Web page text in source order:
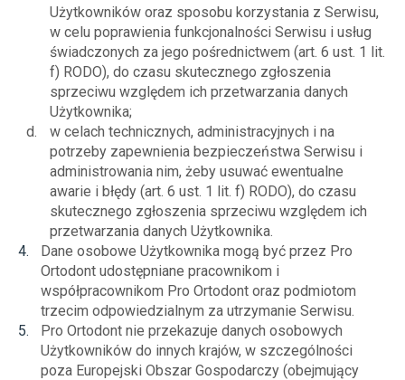
Użytkowników oraz sposobu korzystania z Serwisu,
w celu poprawienia funkcjonalności Serwisu i usług
świadczonych za jego pośrednictwem (art. 6 ust. 1 lit.
f) RODO), do czasu skutecznego zgłoszenia
sprzeciwu względem ich przetwarzania danych
Użytkownika;
w celach technicznych, administracyjnych i na
potrzeby zapewnienia bezpieczeństwa Serwisu i
administrowania nim, żeby usuwać ewentualne
awarie i błędy (art. 6 ust. 1 lit. f) RODO), do czasu
skutecznego zgłoszenia sprzeciwu względem ich
przetwarzania danych Użytkownika.
Dane osobowe Użytkownika mogą być przez Pro
Ortodont udostępniane pracownikom i
współpracownikom Pro Ortodont oraz podmiotom
trzecim odpowiedzialnym za utrzymanie Serwisu.
Pro Ortodont nie przekazuje danych osobowych
Użytkowników do innych krajów, w szczególności
poza Europejski Obszar Gospodarczy (obejmujący